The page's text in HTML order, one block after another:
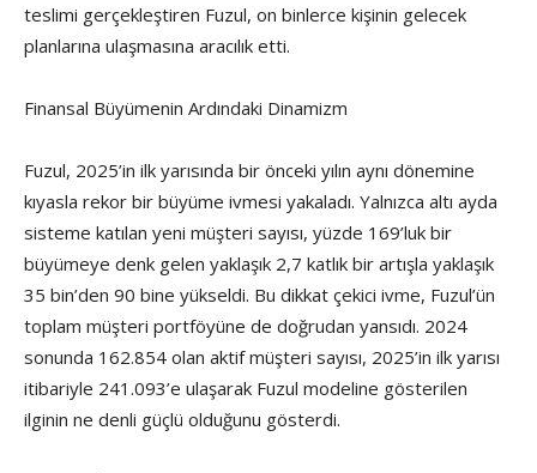
teslimi gerçekleştiren Fuzul, on binlerce kişinin gelecek
planlarına ulaşmasına aracılık etti.
Finansal Büyümenin Ardındaki Dinamizm
Fuzul, 2025’in ilk yarısında bir önceki yılın aynı dönemine
kıyasla rekor bir büyüme ivmesi yakaladı. Yalnızca altı ayda
sisteme katılan yeni müşteri sayısı, yüzde 169’luk bir
büyümeye denk gelen yaklaşık 2,7 katlık bir artışla yaklaşık
35 bin’den 90 bine yükseldi. Bu dikkat çekici ivme, Fuzul’ün
toplam müşteri portföyüne de doğrudan yansıdı. 2024
sonunda 162.854 olan aktif müşteri sayısı, 2025’in ilk yarısı
itibariyle 241.093’e ulaşarak Fuzul modeline gösterilen
ilginin ne denli güçlü olduğunu gösterdi.